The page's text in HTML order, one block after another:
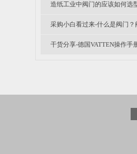
造纸工业中阀门的应该如何选